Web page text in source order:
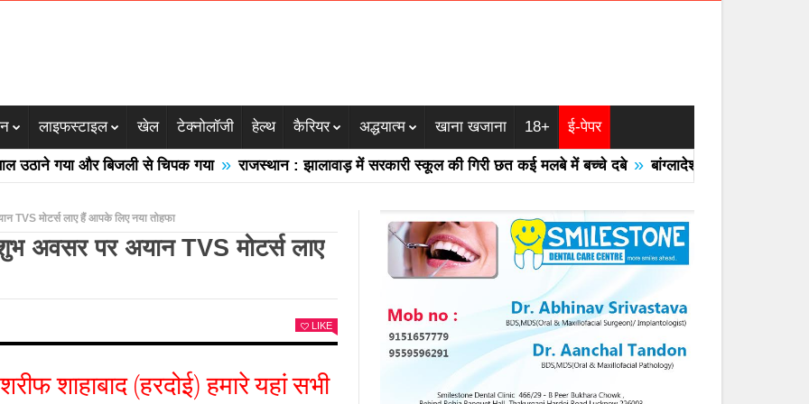
लाइफस्टाइल खेल टेक्नोलॉजी हेल्थ कैरियर अद्धयात्म खाना खजाना 18+ ई-पेपर
गया और बिजली से चिपक गया » राजस्थान : झालावाड़ में सरकारी स्कूल की गिरी छत कई मलबे में बच्चे दबे » बांग्लादेश का एयरफोर्स का F -7
TVS मोटर्स लाए हैं आपके लिए नया तोहफा
अवसर पर अयान TVS मोटर्स लाए
LIKE
शाहाबाद (हरदोई) हमारे यहां सभी